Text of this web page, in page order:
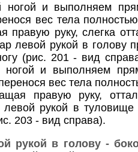
ногой и выполняем
вес тела
правую руку, слегка
левой рукой в голову
(рис. 201 - вид
ногой и выполняем
вес тела
правую руку,
рукой в туловище
203 - вид справа).
рукой в голову -